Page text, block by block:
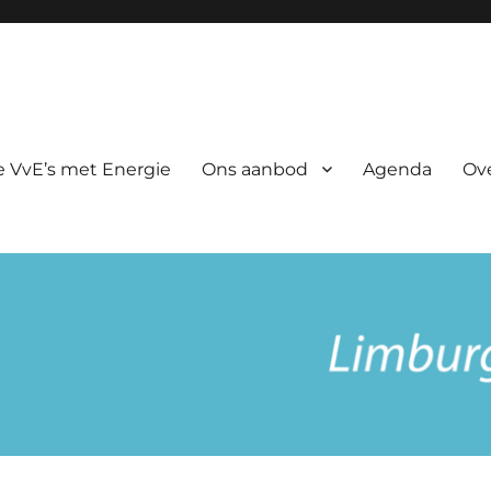
VvE’s met Energie Ons aanbod Agenda